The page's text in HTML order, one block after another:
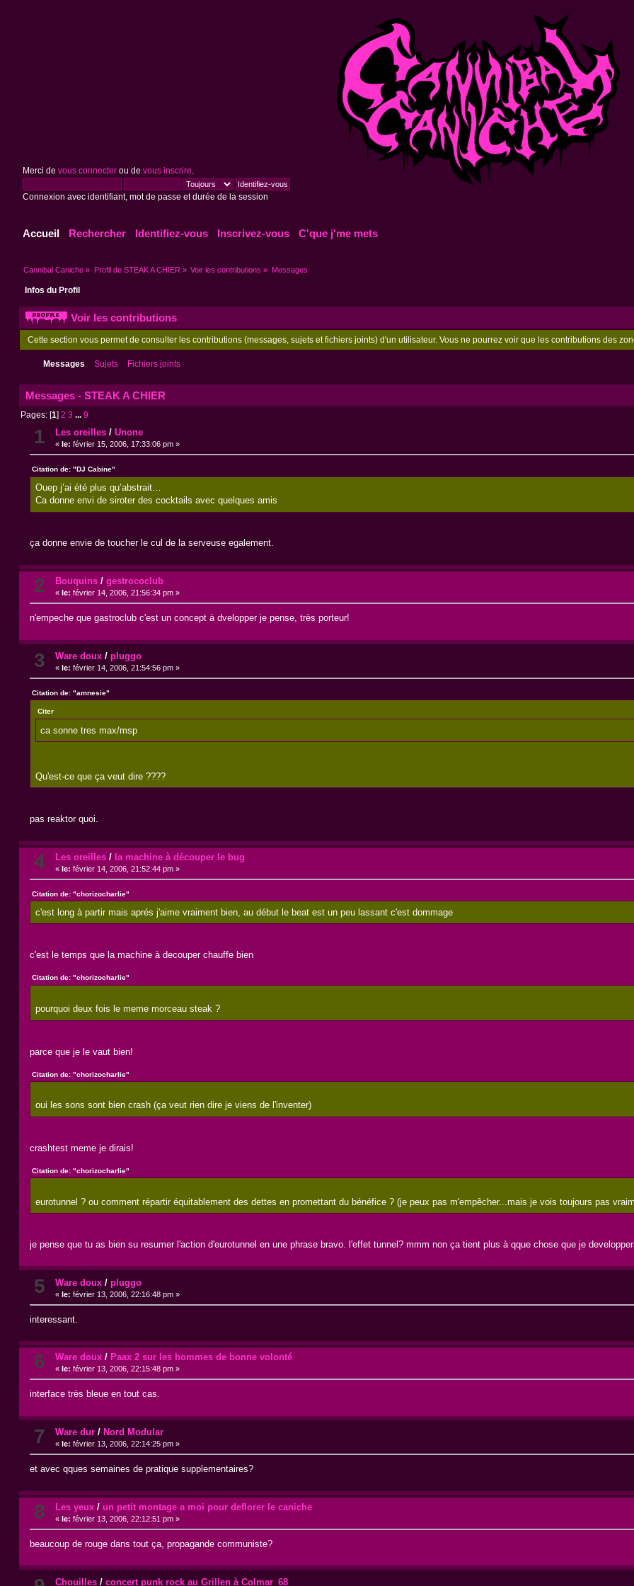
Merci de vous connecterou de vous inscrire
Connexion avec identifiant, mot de passe et durée de la session
Accueil Rechercher Identifiez-vous Inscrivez-vous C'que j'me mets
Cannibal Caniche » Profil de STEAK A CHIER » Voir les contributions » Messages
Infos du Profil
Voir les contributions
Cette section vous permet de consulter les contributions (messages, sujets et fichiers joints) d'un utilisateur. Vous ne pourrez voir que les contributions des
Messages Sujets Fichiers joints
Messages - STEAK A CHIER
Pages: [1]2 3 ...9
1 Les oreilles/ Unone
« le: février 15, 2006, 17:33:06 pm »
Citation de: "DJ Cabine"
Ouep j’ai été plus qu’abstrait…
Ca donne envi de siroter des cocktails avec quelques amis
ça donne envie de toucher le cul de la serveuse egalement.
2 Bouquins/ gestrococlub
« le: février 14, 2006, 21:56:34 pm »
n'empeche que gastroclub c'est un concept à dvelopper je pense, très porteur!
3 Ware doux/ pluggo
« le: février 14, 2006, 21:54:56 pm »
Citation de: "amnesie"
Citer
ca sonne tres max/msp
Qu'est-ce que ça veut dire ????
pas reaktor quoi.
4 Les oreilles/ la machine à découper le bug
« le: février 14, 2006, 21:52:44 pm »
Citation de: "chorizocharlie"
c'est long à partir mais aprés j'aime vraiment bien, au début le beat est un peu lassant c'est dommage
c'est le temps que la machine à decouper chauffe bien
Citation de: "chorizocharlie"
pourquoi deux fois le meme morceau steak ?
parce que je le vaut bien!
Citation de: "chorizocharlie"
oui les sons sont bien crash (ça veut rien dire je viens de l'inventer)
crashtest meme je dirais!
Citation de: "chorizocharlie"
eurotunnel ? ou comment répartir équitablement des dettes en promettant du bénéfice ? (je peux pas m'empêcher...mais je vois toujours pas
je pense que tu as bien su resumer l'action d'eurotunnel en une phrase bravo. l'effet tunnel? mmm non ça tient plus à qque chose que je
5 Ware doux/ pluggo
« le: février 13, 2006, 22:16:48 pm »
interessant.
6 Ware doux/ Paax 2 sur les hommes de bonne volonté
« le: février 13, 2006, 22:15:48 pm »
interface très bleue en tout cas.
7 Ware dur/ Nord Modular
« le: février 13, 2006, 22:14:25 pm »
et avec qques semaines de pratique supplementaires?
8 Les yeux/ un petit montage a moi pour deflorer le caniche
« le: février 13, 2006, 22:12:51 pm »
beaucoup de rouge dans tout ça, propagande communiste?
Chouilles/ concert punk rock au Grillen à Colmar_68